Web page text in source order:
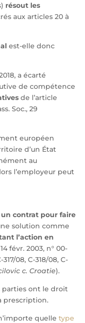
résout les
aux articles 20 à
est-elle donc
a écarté
de compétence
de l’article
Soc., 29
européen
d’un État
au
l’employeur peut
contrat pour faire
solution comme
l’action en
févr. 2003, n° 00-
08, C-318/08, C-
c. Croatie).
parties ont le droit
prescription.
quelle type